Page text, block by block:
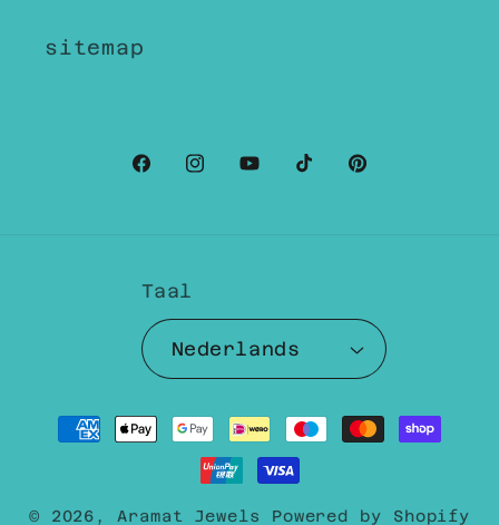
sitemap
Facebook
Instagram
YouTubeTikTokPinterest
Taal
Nederlands
Betaalmethoden
© 2026, Aramat Jewels Powered by Shopify